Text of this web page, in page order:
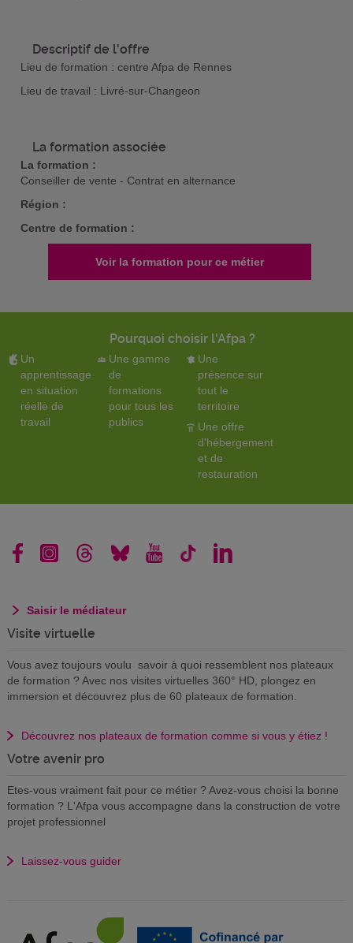
Descriptif de l'offre
Lieu de formation : centre Afpa de Rennes
Lieu de travail : Livré-sur-Changeon
La formation associée
La formation :
Conseiller de vente - Contrat en alternance
Région :
Centre de formation :
Voir la formation pour ce métier
Pourquoi choisir l'Afpa ?
Un
apprentissage
en situation
réelle de
travail
Une gamme
de
formations
pour tous les
publics
Une
présence sur
tout le
territoire
Une offre
d'hébergement
et de
restauration
Saisir le médiateur
Visite virtuelle
Vous avez toujours voulu savoir à quoi ressemblent nos plateaux
de formation ? Avec nos visites virtuelles 360° HD, plongez en
immersion et découvrez plus de 60 plateaux de formation.
Découvrez nos plateaux de formation comme si vous y étiez !
Votre avenir pro
Etes-vous vraiment fait pour ce métier ? Avez-vous choisi la bonne
formation ? L'Afpa vous accompagne dans la construction de votre
projet professionnel
Laissez-vous guider